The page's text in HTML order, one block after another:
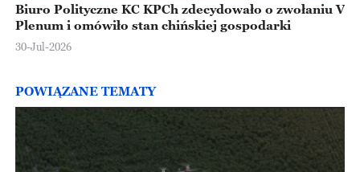
Biuro Polityczne KC KPCh zdecydowało o zwołaniu V
Plenum i omówiło stan chińskiej gospodarki
30-Jul-2026
POWIĄZANE TEMATY